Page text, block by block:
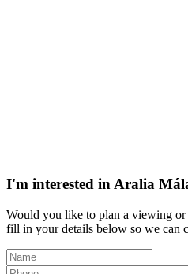
I'm interested inAralia
Would you like to plan a viewing or
fill in your details below so we can